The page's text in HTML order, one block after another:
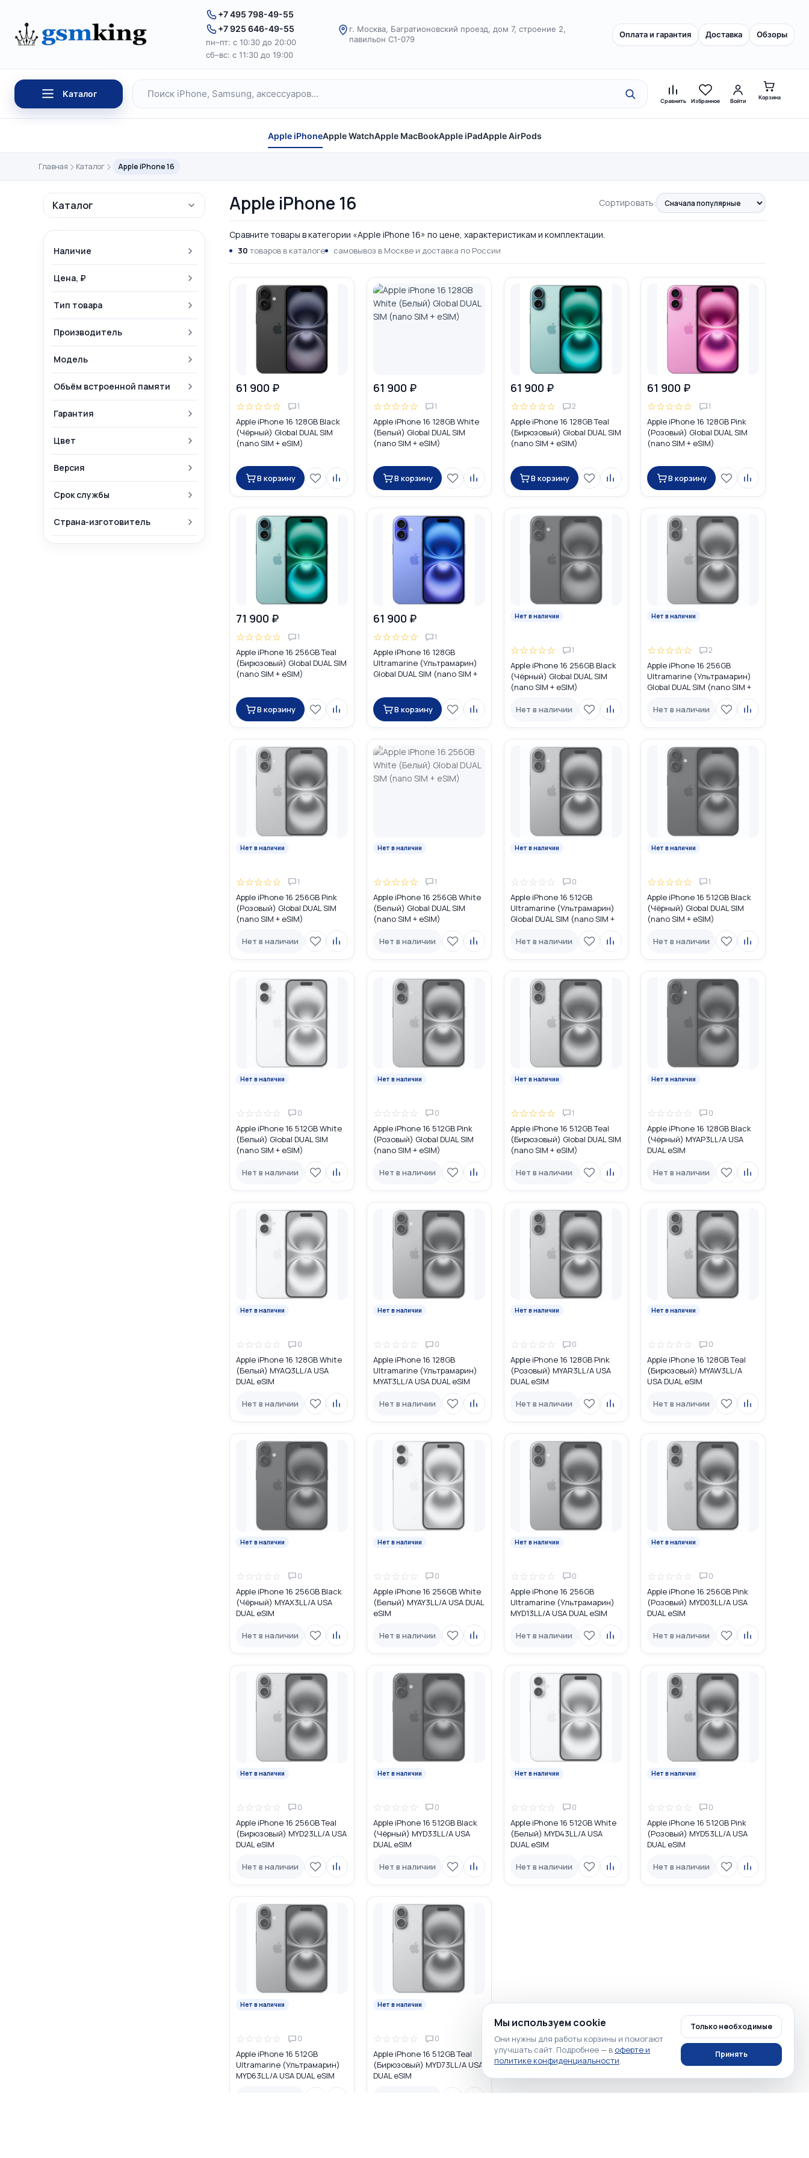
+7 495 798-49-55
+7 925 646-49-55
пн–пт: с 10:30 до 20:00
сб–вс: с 11:30 до 19:00
г. Москва, Багратионовский проезд, дом 7, строение 2,
павильон С1-079
Оплата и гарантия Доставка Обзоры
Каталог
Поиск по каталогу Сравнить Избранное Войти
Корзина
Apple iPhoneApple WatchApple MacBookApple iPadApple AirPods
Главная Каталог Apple iPhone 16
Каталог
Наличие
Цена, ₽
Тип товара
Производитель
Модель
Объём встроенной памяти
Гарантия
Цвет
Версия
Срок службы
Страна-изготовитель
Apple iPhone 16 Сортировать:
Сравните товары в категории «Apple iPhone 16» по цене, характеристикам и комплектации.
30 товаров в каталоге самовывоз в Москве и доставка по России
61 900 ₽
☆☆☆☆☆ 1
Apple iPhone 16 128GB Black
(Чёрный) Global DUAL SIM
(nano SIM + eSIM)
В корзину
61 900 ₽
☆☆☆☆☆ 1
Apple iPhone 16 128GB White
(Белый) Global DUAL SIM
(nano SIM + eSIM)
В корзину
61 900 ₽
☆☆☆☆☆ 2
Apple iPhone 16 128GB Teal
(Бирюзовый) Global DUAL SIM
(nano SIM + eSIM)
В корзину
61 900 ₽
☆☆☆☆☆ 1
Apple iPhone 16 128GB Pink
(Розовый) Global DUAL SIM
(nano SIM + eSIM)
В корзину
71 900 ₽
☆☆☆☆☆ 1
Apple iPhone 16 256GB Teal
(Бирюзовый) Global DUAL SIM
(nano SIM + eSIM)
В корзину
61 900 ₽
☆☆☆☆☆ 1
Apple iPhone 16 128GB
Ultramarine (Ультрамарин)
Global DUAL SIM (nano SIM +
В корзину
Нет в наличии
☆☆☆☆☆ 1
Apple iPhone 16 256GB Black
(Чёрный) Global DUAL SIM
(nano SIM + eSIM)
Нет в наличии
Нет в наличии
☆☆☆☆☆ 2
Apple iPhone 16 256GB
Ultramarine (Ультрамарин)
Global DUAL SIM (nano SIM +
Нет в наличии
Нет в наличии
☆☆☆☆☆ 1
Apple iPhone 16 256GB Pink
(Розовый) Global DUAL SIM
(nano SIM + eSIM)
Нет в наличии
Нет в наличии
☆☆☆☆☆ 1
Apple iPhone 16 256GB White
(Белый) Global DUAL SIM
(nano SIM + eSIM)
Нет в наличии
Нет в наличии
☆☆☆☆☆ 0
Apple iPhone 16 512GB
Ultramarine (Ультрамарин)
Global DUAL SIM (nano SIM +
Нет в наличии
Нет в наличии
☆☆☆☆☆ 1
Apple iPhone 16 512GB Black
(Чёрный) Global DUAL SIM
(nano SIM + eSIM)
Нет в наличии
Нет в наличии
☆☆☆☆☆ 0
Apple iPhone 16 512GB White
(Белый) Global DUAL SIM
(nano SIM + eSIM)
Нет в наличии
Нет в наличии
☆☆☆☆☆ 0
Apple iPhone 16 512GB Pink
(Розовый) Global DUAL SIM
(nano SIM + eSIM)
Нет в наличии
Нет в наличии
☆☆☆☆☆ 1
Apple iPhone 16 512GB Teal
(Бирюзовый) Global DUAL SIM
(nano SIM + eSIM)
Нет в наличии
Нет в наличии
☆☆☆☆☆ 0
Apple iPhone 16 128GB Black
(Чёрный) MYAP3LL/A USA
DUAL eSIM
Нет в наличии
Нет в наличии
☆☆☆☆☆ 0
Apple iPhone 16 128GB White
(Белый) MYAQ3LL/A USA
DUAL eSIM
Нет в наличии
Нет в наличии
☆☆☆☆☆ 0
Apple iPhone 16 128GB
Ultramarine (Ультрамарин)
MYAT3LL/A USA DUAL eSIM
Нет в наличии
Нет в наличии
☆☆☆☆☆ 0
Apple iPhone 16 128GB Pink
(Розовый) MYAR3LL/A USA
DUAL eSIM
Нет в наличии
Нет в наличии
☆☆☆☆☆ 0
Apple iPhone 16 128GB Teal
(Бирюзовый) MYAW3LL/A
USA DUAL eSIM
Нет в наличии
Нет в наличии
☆☆☆☆☆ 0
Apple iPhone 16 256GB Black
(Чёрный) MYAX3LL/A USA
DUAL eSIM
Нет в наличии
Нет в наличии
☆☆☆☆☆ 0
Apple iPhone 16 256GB White
(Белый) MYAY3LL/A USA DUAL
eSIM
Нет в наличии
Нет в наличии
☆☆☆☆☆ 0
Apple iPhone 16 256GB
Ultramarine (Ультрамарин)
MYD13LL/A USA DUAL eSIM
Нет в наличии
Нет в наличии
☆☆☆☆☆ 0
Apple iPhone 16 256GB Pink
(Розовый) MYD03LL/A USA
DUAL eSIM
Нет в наличии
Нет в наличии
☆☆☆☆☆ 0
Apple iPhone 16 256GB Teal
(Бирюзовый) MYD23LL/A USA
DUAL eSIM
Нет в наличии
Нет в наличии
☆☆☆☆☆ 0
Apple iPhone 16 512GB Black
(Чёрный) MYD33LL/A USA
DUAL eSIM
Нет в наличии
Нет в наличии
☆☆☆☆☆ 0
Apple iPhone 16 512GB White
(Белый) MYD43LL/A USA
DUAL eSIM
Нет в наличии
Нет в наличии
☆☆☆☆☆ 0
Apple iPhone 16 512GB Pink
(Розовый) MYD53LL/A USA
DUAL eSIM
Нет в наличии
Нет в наличии
☆☆☆☆☆ 0
Apple iPhone 16 512GB
Ultramarine (Ультрамарин)
MYD63LL/A USA DUAL eSIM
Нет в наличии
☆☆☆☆☆ 0
Apple iPhone 16 512GB Teal
(Бирюзовый) MYD73LL/A USA
DUAL eSIM
Мы используем cookie
Они нужны для работы корзины и помогают
улучшать сайт. Подробнее — в оферте и
политике конфиденциальности.
Только необходимые
Принять